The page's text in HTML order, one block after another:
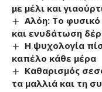
με μέλι και
Αλόη: Το
και ενυδάτωση
Η ψυχολογία
καπέλο κάθε μέρα
Καθαρισμός
τα μαλλιά και τη